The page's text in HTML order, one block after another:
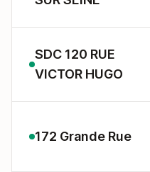
SDC 120 RUE
VICTOR HUGO
172 Grande Rue